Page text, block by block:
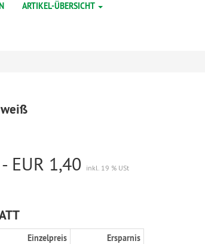
ARTIKEL-ÜBERSICHT
EUR 1,40
inkl. 19 % USt
Einzelpreis
Ersparnis